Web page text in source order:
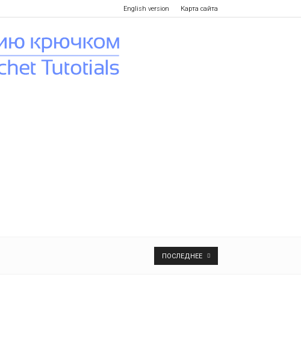
English version Карта сайта
ПОСЛЕДНЕЕ